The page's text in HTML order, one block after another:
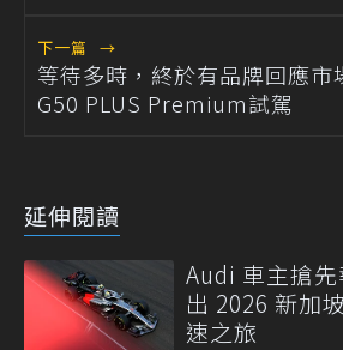
下一篇 →
等待多時，終於有品牌回應市
G50 PLUS Premium試駕
延伸閱讀
Audi 車主搶
出 2026 新加
速之旅